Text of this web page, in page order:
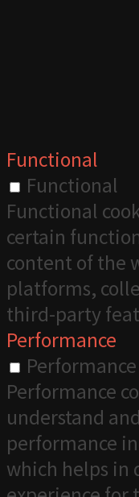
Functional
Functional
Functional
certain
content of the
platforms,
third-party
Performance
Performance
Performance
understand
performance
which helps in